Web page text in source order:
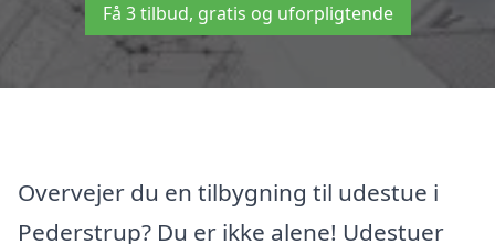
Få 3 tilbud, gratis og uforpligtende
Overvejer du en tilbygning til udestue i
Pederstrup? Du er ikke alene! Udestuer